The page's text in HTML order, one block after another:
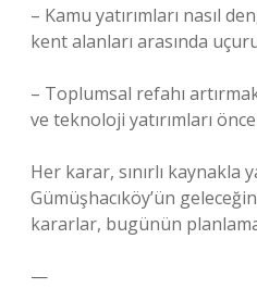
– Kamu yatırımları nasıl
kent alanları arasında
– Toplumsal refahı
ve teknoloji yatırımları
Her karar, sınırlı kaynakla
Gümüşhacıköy’ün
kararlar, bugünün
—